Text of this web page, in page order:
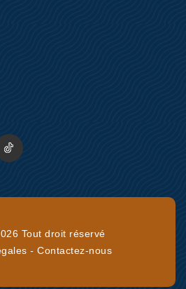
Tout droit réservé
-Contactez-nous